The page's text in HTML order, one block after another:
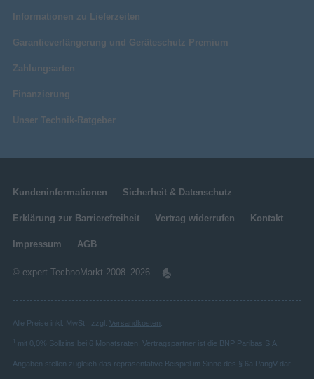
Informationen zu Lieferzeiten
Garantieverlängerung und Geräteschutz Premium
Zahlungsarten
Finanzierung
Unser Technik-Ratgeber
Kundeninformationen Sicherheit & Datenschutz
Erklärung zur Barrierefreiheit Vertrag widerrufen Kontakt
Impressum AGB
© expert TechnoMarkt 2008–2026
Alle Preise inkl. MwSt., zzgl. Versandkosten
mit 0,0% Sollzins bei 6 Monatsraten. Vertragspartner ist die BNP Paribas S.A.
Angaben stellen zugleich das repräsentative Beispiel im Sinne des § 6a PangV dar.